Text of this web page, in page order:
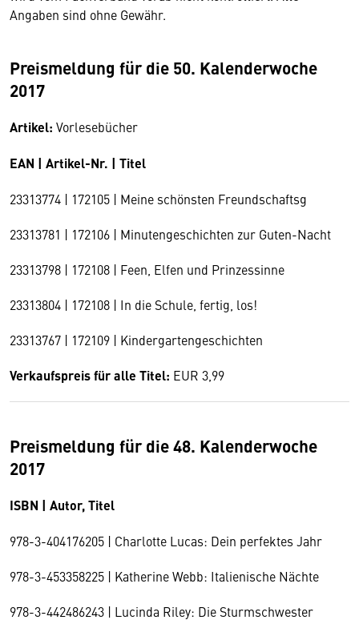
Angaben sind ohne Gewähr.
Preismeldung für die 50. Kalenderwoche
2017
Artikel: Vorlesebücher
EAN | Artikel-Nr. | Titel
23313774 | 172105 | Meine schönsten Freundschaftsg
23313781 | 172106 | Minutengeschichten zur Guten-Nacht
23313798 | 172108 | Feen, Elfen und Prinzessinne
23313804 | 172108 | In die Schule, fertig, los!
23313767 | 172109 | Kindergartengeschichten
Verkaufspreis für alle Titel: EUR 3,99
Preismeldung für die 48. Kalenderwoche
2017
ISBN | Autor, Titel
978-3-404176205 | Charlotte Lucas: Dein perfektes Jahr
978-3-453358225 | Katherine Webb: Italienische Nächte
978-3-442486243 | Lucinda Riley: Die Sturmschwester